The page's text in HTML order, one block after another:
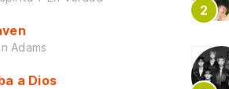
Adams
a Dios